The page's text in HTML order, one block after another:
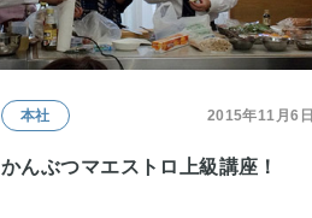
本社 2015年11月6日
かんぶつマエストロ上級講座！